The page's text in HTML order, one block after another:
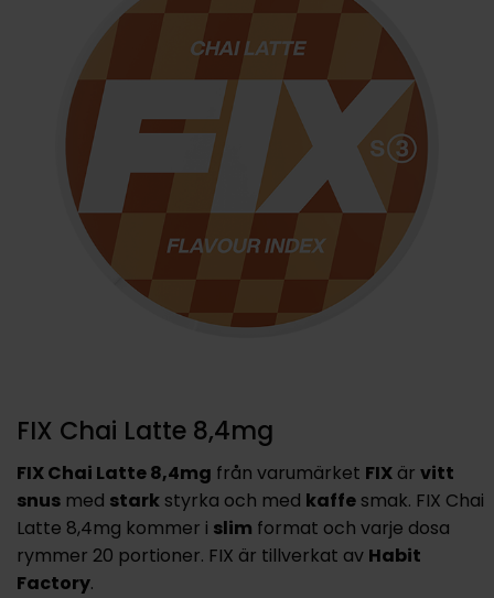
FIX Chai Latte 8,4mg
FIX Chai Latte 8,4mg från varumärket FIX är vitt
snus med stark styrka och med kaffe smak. FIX Chai
Latte 8,4mg kommer i slim format och varje dosa
rymmer 20 portioner. FIX är tillverkat av Habit
Factory.